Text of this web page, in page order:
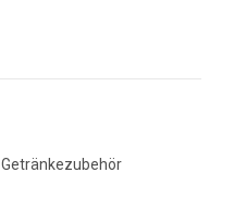
Getränkezubehör